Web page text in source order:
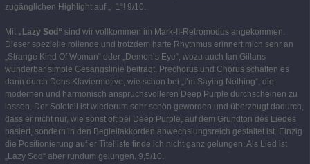
zugänglichen Highlight auf „=1“! 9/10.
Mit „Lazy Sod“ sind wir vollkommen im Mark-II-Retromodus angekommen.
Dieser spezielle rollende und trotzdem harte Rhythmus erinnert mich sehr an
„Strange Kind Of Woman“ oder „Demon’s Eye“, wozu auch Ian Gillans
wunderbar simple Gesangslinie beiträgt. Prechorus und Chorus schaffen es
dann durch Dons Klaviermotive, wie schon bei „I’m Saying Nothing“, die
modernen und harmonisch anspruchsvolleren Deep Purple durchscheinen zu
lassen. Der Soloteil ist wiederum sehr schön geworden und überzeugt dadurch,
dass er nicht nur, wie sonst oft bei Deep Purple, auf dem Grundton des Liedes
basiert, sondern in den Begleitakkorden abwechslungsreich gestaltet ist. Einzig
die Positionierung auf er Titelliste finde ich nicht ganz gelungen. Als Lied ist
„Lazy Sod“ aber rundum gelungen. 9,5/10.